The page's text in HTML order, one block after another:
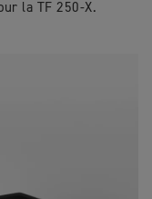
la TF 250-X.